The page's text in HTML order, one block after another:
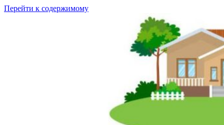
Перейти к содержимому